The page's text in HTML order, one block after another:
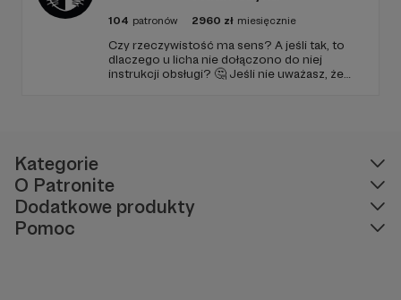
104 patronów 2960 zł miesięcznie
Czy rzeczywistość ma sens? A jeśli tak, to
dlaczego u licha nie dołączono do niej
instrukcji obsługi? 🤔 Jeśli nie uważasz, że
Kategorie
O Patronite
Dodatkowe produkty
Pomoc